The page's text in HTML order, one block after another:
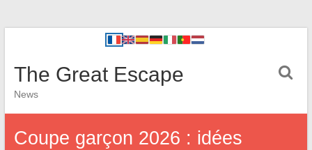
The Great Escape
News
Coupe garçon 2026 : idées